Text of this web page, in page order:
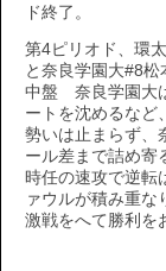
ド終了。
第4ピリオド、環
と奈良学園大#8松
中盤 奈良学園大
ートを沈めるなど
勢いは止まらず、
ール差まで詰め寄
時任の速攻で逆転
ァウルが積み重
激戦をへて勝利を